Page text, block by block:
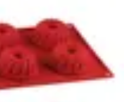
Récettes et AstucesRecettes